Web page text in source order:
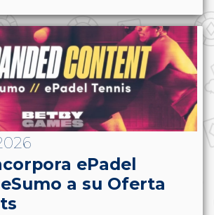
ePadel
a su Oferta